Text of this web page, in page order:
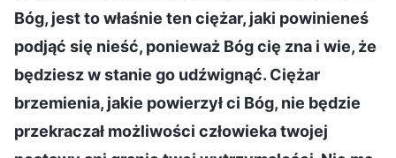
Bóg, jest to właśnie ten ciężar, jaki powinieneś
podjąć się nieść, ponieważ Bóg cię zna i wie, że
będziesz w stanie go udźwignąć. Ciężar
brzemienia, jakie powierzył ci Bóg, nie będzie
przekraczał możliwości człowieka twojej